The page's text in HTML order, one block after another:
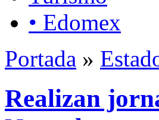
• Edomex
Portada »
Realizan